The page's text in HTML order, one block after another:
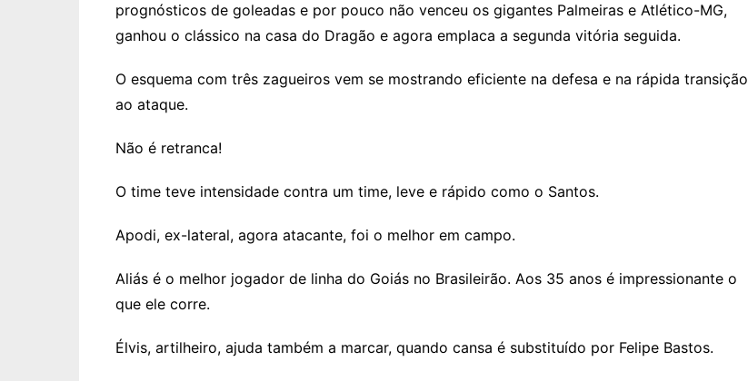
prognósticos de goleadas e por pouco não venceu os gigantes Palmeiras e Atlético-MG,
ganhou o clássico na casa do Dragão e agora emplaca a segunda vitória seguida.
O esquema com três zagueiros vem se mostrando eficiente na defesa e na rápida transição
ao ataque.
Não é retranca!
O time teve intensidade contra um time, leve e rápido como o Santos.
Apodi, ex-lateral, agora atacante, foi o melhor em campo.
Aliás é o melhor jogador de linha do Goiás no Brasileirão. Aos 35 anos é impressionante o
que ele corre.
Élvis, artilheiro, ajuda também a marcar, quando cansa é substituído por Felipe Bastos.